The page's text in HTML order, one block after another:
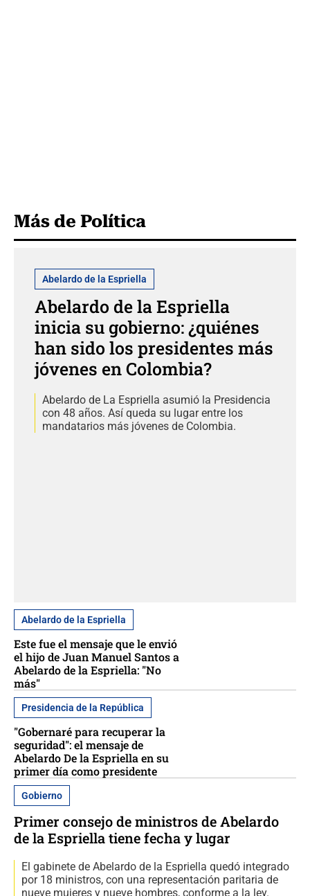
Más de Política
Abelardo de la Espriella
Abelardo de la Espriella
inicia su gobierno: ¿quiénes
han sido los presidentes más
jóvenes en Colombia?
Abelardo de La Espriella asumió la Presidencia
con 48 años. Así queda su lugar entre los
mandatarios más jóvenes de Colombia.
Abelardo de la Espriella
Este fue el mensaje que le envió
el hijo de Juan Manuel Santos a
Abelardo de la Espriella: "No
más"
Presidencia de la República
"Gobernaré para recuperar la
seguridad": el mensaje de
Abelardo De la Espriella en su
primer día como presidente
Gobierno
Primer consejo de ministros de Abelardo
de la Espriella tiene fecha y lugar
El gabinete de Abelardo de la Espriella quedó integrado
por 18 ministros, con una representación paritaria de
nueve mujeres y nueve hombres, conforme a la ley.